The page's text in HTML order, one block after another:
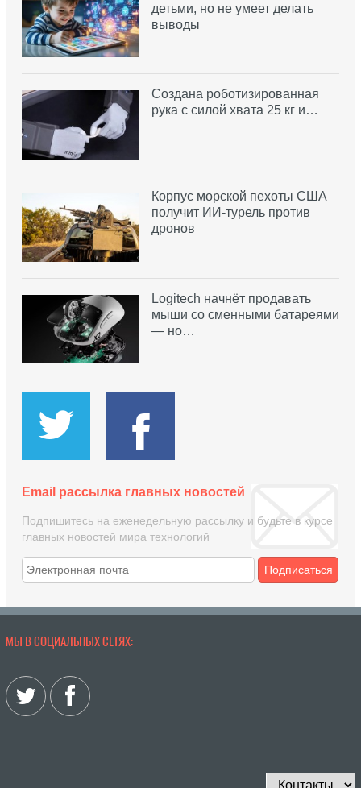
детьми, но не умеет делать
выводы
Создана роботизированная
рука с силой хвата 25 кг и…
Корпус морской пехоты США
получит ИИ-турель против
дронов
Logitech начнёт продавать
мыши со сменными батареями
— но…
Email рассылка главных новостей
Подпишитесь на еженедельную рассылку и будьте в курсе
главных новостей мира технологий
Подписаться
МЫ В СОЦИАЛЬНЫХ СЕТЯХ: